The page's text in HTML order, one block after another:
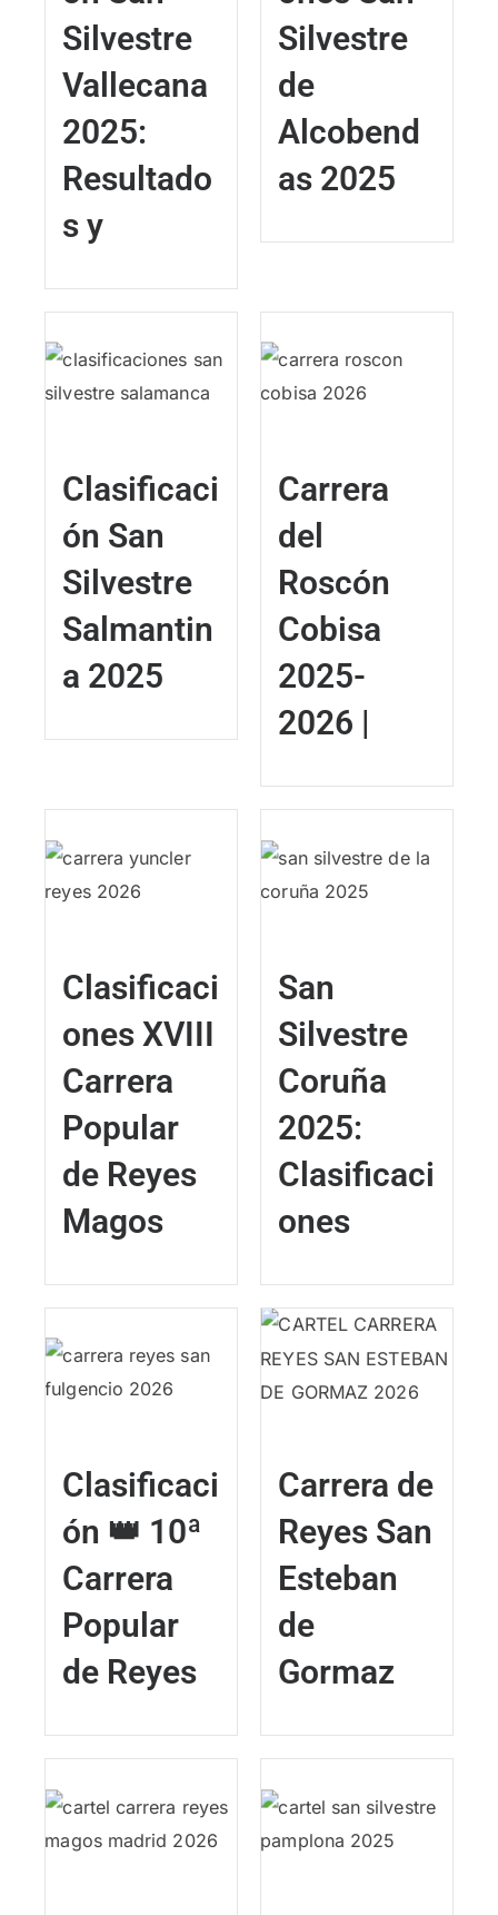
Silvestre
Vallecana
2025:
Resultado
s y
Silvestre
de
Alcobend
as 2025
Clasificaci
ón San
Silvestre
Salmantin
a 2025
Carrera
del
Roscón
Cobisa
2025-
2026 |
Clasificaci
ones XVIII
Carrera
Popular
de Reyes
Magos
San
Silvestre
Coruña
2025:
Clasificaci
ones
Clasificaci
ón 👑 10ª
Carrera
Popular
de Reyes
Carrera de
Reyes San
Esteban
de
Gormaz